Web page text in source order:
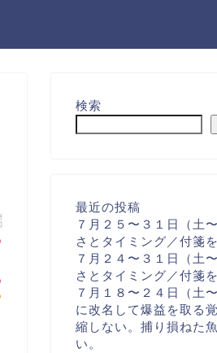
検索
最近の投稿
７月２５〜３１日（土
さとタイミング／付箋
７月２４〜３１日（土
さとタイミング／付箋
７月１８〜２４日（土
に改名して爆益を取る
縮しない。捕り損ねた
い。